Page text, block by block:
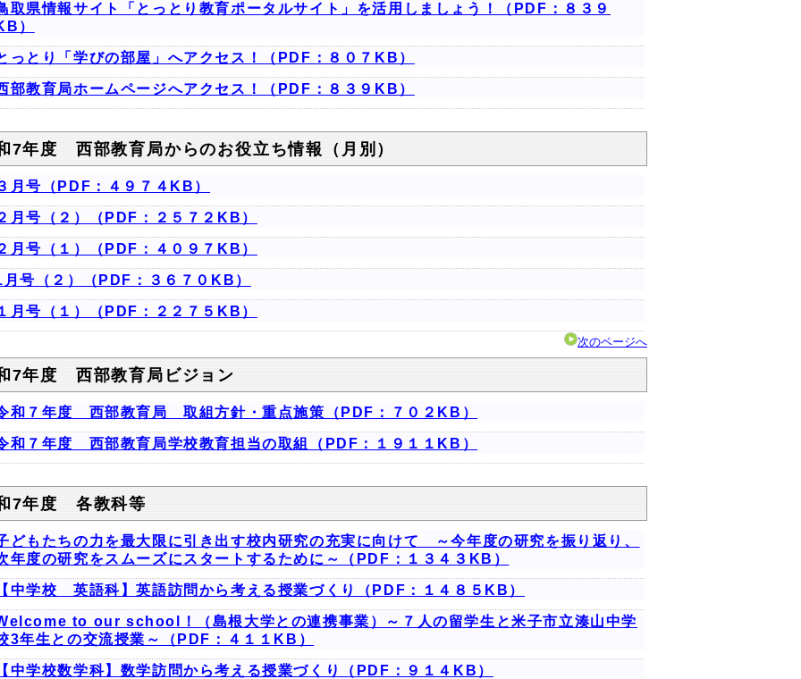
取県情報サイト「とっとり教育ポータルサイト」を活用しましょう！（PDF：８３９
）
っとり「学びの部屋」へアクセス！（PDF：８０７KB）
部教育局ホームページへアクセス！（PDF：８３９KB）
7年度 西部教育局からのお役立ち情報（月別）
月号（PDF：４９７４KB）
月号（２）（PDF：２５７２KB）
月号（１）（PDF：４０９７KB）
月号（２）（PDF：３６７０KB）
月号（１）（PDF：２２７５KB）
次のページへ
7年度 西部教育局ビジョン
和７年度 西部教育局 取組方針・重点施策（PDF：７０２KB）
和７年度 西部教育局学校教育担当の取組（PDF：１９１１KB）
7年度 各教科等
どもたちの力を最大限に引き出す校内研究の充実に向けて ～今年度の研究を振り返り、
年度の研究をスムーズにスタートするために～（PDF：１３４３KB）
中学校 英語科】英語訪問から考える授業づくり（PDF：１４８５KB）
to our school！（島根大学との連携事業）～７人の留学生と米子市立湊山中学
3年生との交流授業～（PDF：４１１KB）
中学校数学科】数学訪問から考える授業づくり（PDF：９１４KB）